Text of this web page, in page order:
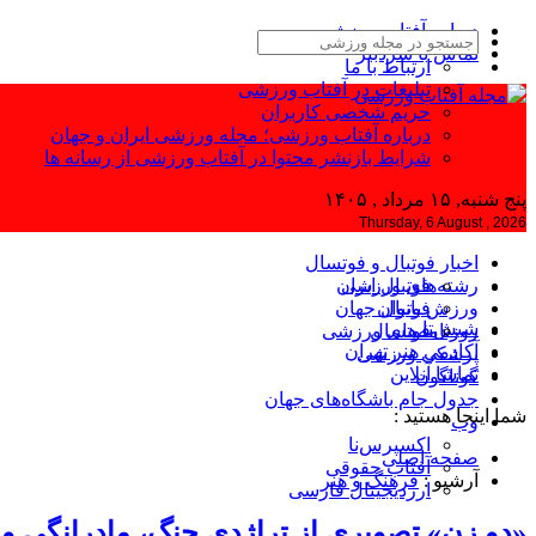
درباره آفتاب ورزشی
تماس با سردبیر
ارتباط با ما
تبلیغات در آفتاب ورزشی
حریم شخصی کاربران
درباره آفتاب ورزشی؛ مجله ورزشی ایران و جهان
شرایط بازنشر محتوا در آفتاب ورزشی از رسانه ها
پنج شنبه, ۱۵ مرداد , ۱۴۰۵
Thursday, 6 August , 2026
اخبار فوتبال و فوتسال
فوتبال ایران
فوتبال جهان
فوتسال
رشته‌های ورزشی
ورزش بانوان
روزنامه‌های ورزشی
پزشکی ورزشی
گوناگون
جدول جام باشگاه‌های جهان
وب
اکسپرس‌نا
آفتاب حقوقی
ارزدیجیتال فارسی
شیش‌تا
آکادمی هنر تهران
تماشا آنلاین
شما اینجا هستید :
صفحه اصلی
آرشیو :فرهنگ و هنر